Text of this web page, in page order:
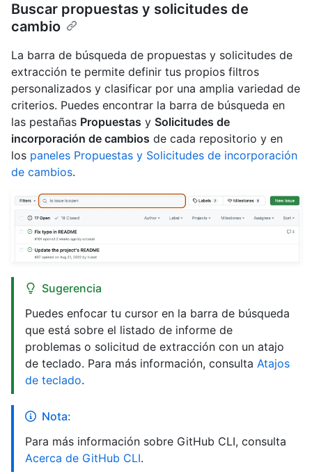
Buscar propuestas y solicitudes de
cambio
La barra de búsqueda de propuestas y solicitudes de
extracción te permite definir tus propios filtros
personalizados y clasificar por una amplia variedad de
criterios. Puedes encontrar la barra de búsqueda en
las pestañas Propuestas y Solicitudes de
incorporación de cambios de cada repositorio y en
los paneles Propuestas y Solicitudes de incorporación
de cambios.
Sugerencia
Puedes enfocar tu cursor en la barra de búsqueda
que está sobre el listado de informe de
problemas o solicitud de extracción con un atajo
de teclado. Para más información, consulta Atajos
de teclado.
Nota:
Para más información sobre GitHub CLI, consulta
Acerca de GitHub CLI.